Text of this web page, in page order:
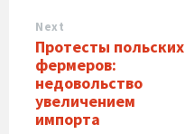
Next
Протесты польских
фермеров:
недовольство
увеличением
импорта